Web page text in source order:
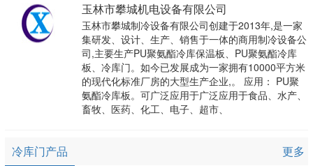
玉林市攀城机电设备有限公司
玉林市攀城制冷设备有限公司创建于2013年,是一家
集研发、设计、生产、销售于一体的商用制冷设备公
司,主要生产PU聚氨酯冷库保温板、PU聚氨酯冷库
板、冷库门。如今已发展成为一家拥有10000平方米
的现代化标准厂房的大型生产企业,。 应用： PU聚
氨酯冷库板。可广泛应用于广泛应用于食品、水产、
畜牧、医药、化工、电子、超市、
冷库门产品 更多